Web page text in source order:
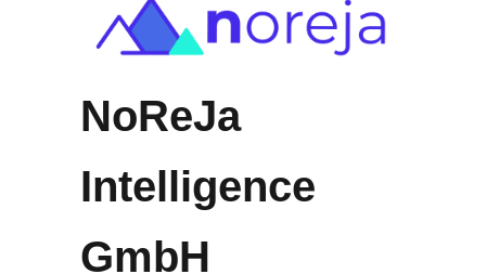
NoReJa
Intelligence
GmbH